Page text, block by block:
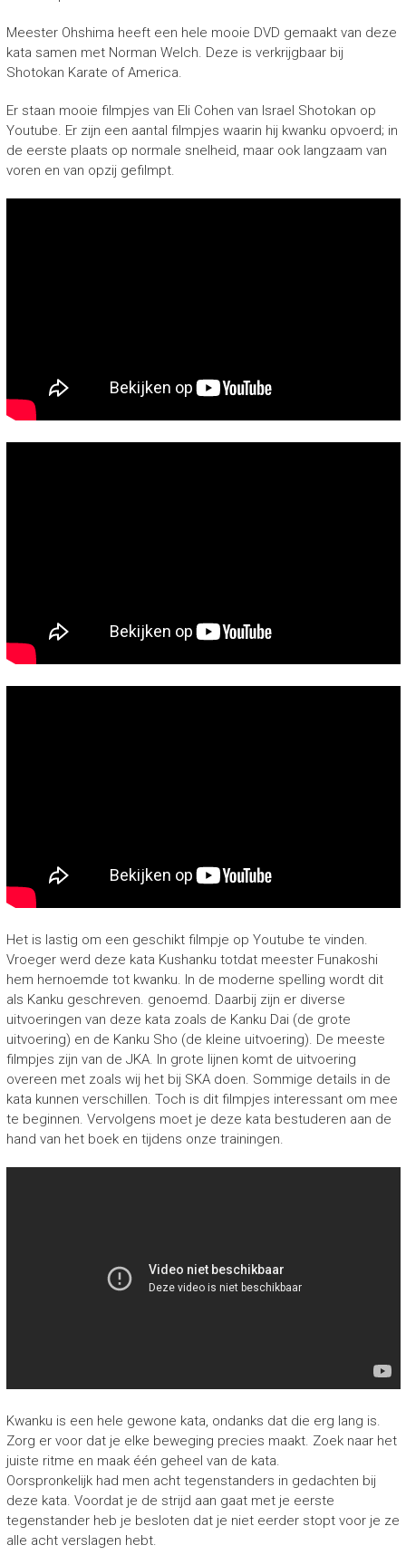
Meester Ohshima heeft een hele mooie DVD gemaakt van deze
kata samen met Norman Welch. Deze is verkrijgbaar bij
Shotokan Karate of America.
Er staan mooie filmpjes van Eli Cohen van Israel Shotokan op
Youtube. Er zijn een aantal filmpjes waarin hij kwanku opvoerd; in
de eerste plaats op normale snelheid, maar ook langzaam van
voren en van opzij gefilmpt.
Het is lastig om een geschikt filmpje op Youtube te vinden.
Vroeger werd deze kata Kushanku totdat meester Funakoshi
hem hernoemde tot kwanku. In de moderne spelling wordt dit
als Kanku geschreven. genoemd. Daarbij zijn er diverse
uitvoeringen van deze kata zoals de Kanku Dai (de grote
uitvoering) en de Kanku Sho (de kleine uitvoering). De meeste
filmpjes zijn van de JKA. In grote lijnen komt de uitvoering
overeen met zoals wij het bij SKA doen. Sommige details in de
kata kunnen verschillen. Toch is dit filmpjes interessant om mee
te beginnen. Vervolgens moet je deze kata bestuderen aan de
hand van het boek en tijdens onze trainingen.
Kwanku is een hele gewone kata, ondanks dat die erg lang is.
Zorg er voor dat je elke beweging precies maakt. Zoek naar het
juiste ritme en maak één geheel van de kata.
Oorspronkelijk had men acht tegenstanders in gedachten bij
deze kata. Voordat je de strijd aan gaat met je eerste
tegenstander heb je besloten dat je niet eerder stopt voor je ze
alle acht verslagen hebt.